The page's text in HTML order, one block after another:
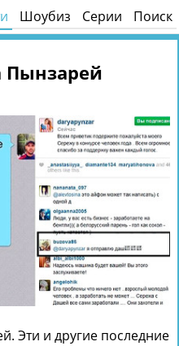
Шоубиз Серии Поиск
Пынзарей
Эти и другие последние